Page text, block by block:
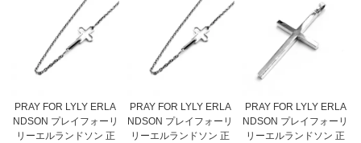
PRAY FOR LYLY ERLA
NDSON プレイフォーリ
リーエルランドソン 正
PRAY FOR LYLY ERLA
NDSON プレイフォーリ
リーエルランドソン 正
PRAY FOR LYLY ERLA
NDSON プレイフォーリ
リーエルランドソン 正